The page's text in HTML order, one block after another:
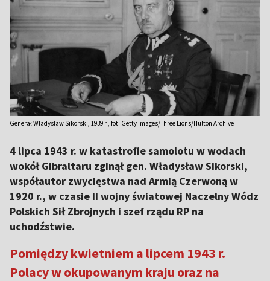
Generał Władysław Sikorski, 1939 r., fot: Getty Images/Three Lions/Hulton Archive
4 lipca 1943 r. w katastrofie samolotu w wodach
wokół Gibraltaru zginął gen. Władysław Sikorski,
współautor zwycięstwa nad Armią Czerwoną w
1920 r., w czasie II wojny światowej Naczelny Wódz
Polskich Sił Zbrojnych i szef rządu RP na
uchodźstwie.
Pomiędzy kwietniem a lipcem 1943 r.
Polacy w okupowanym kraju oraz na